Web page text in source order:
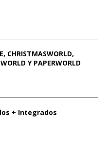
CHRISTMASWORLD,
Y PAPERWORLD
+ Integrados